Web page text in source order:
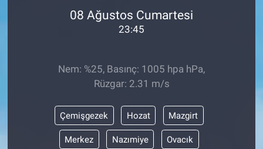
08 Ağustos Cumartesi
23:45
Nem: %25, Basınç: 1005 hpa hPa,
Rüzgar: 2.31 m/s
Çemişgezek Hozat Mazgirt
Merkez Nazımiye Ovacık